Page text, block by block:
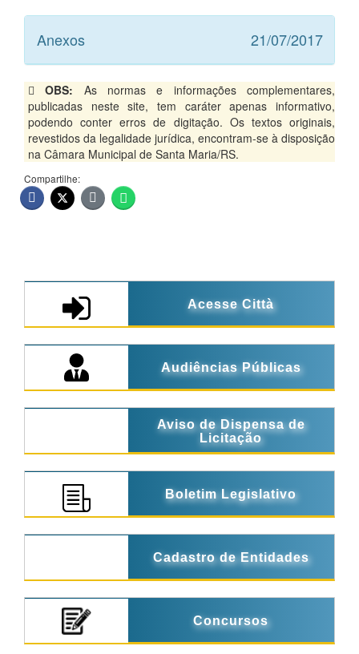
Anexos 21/07/2017
OBS: As normas e informações complementares,
publicadas neste site, tem caráter apenas informativo,
podendo conter erros de digitação. Os textos originais,
revestidos da legalidade jurídica, encontram-se à disposição
na Câmara Municipal de Santa Maria/RS.
Compartilhe:
Acesse Città
Audiências Públicas
Aviso de Dispensa de
Licitação
Boletim Legislativo
Cadastro de Entidades
Concursos